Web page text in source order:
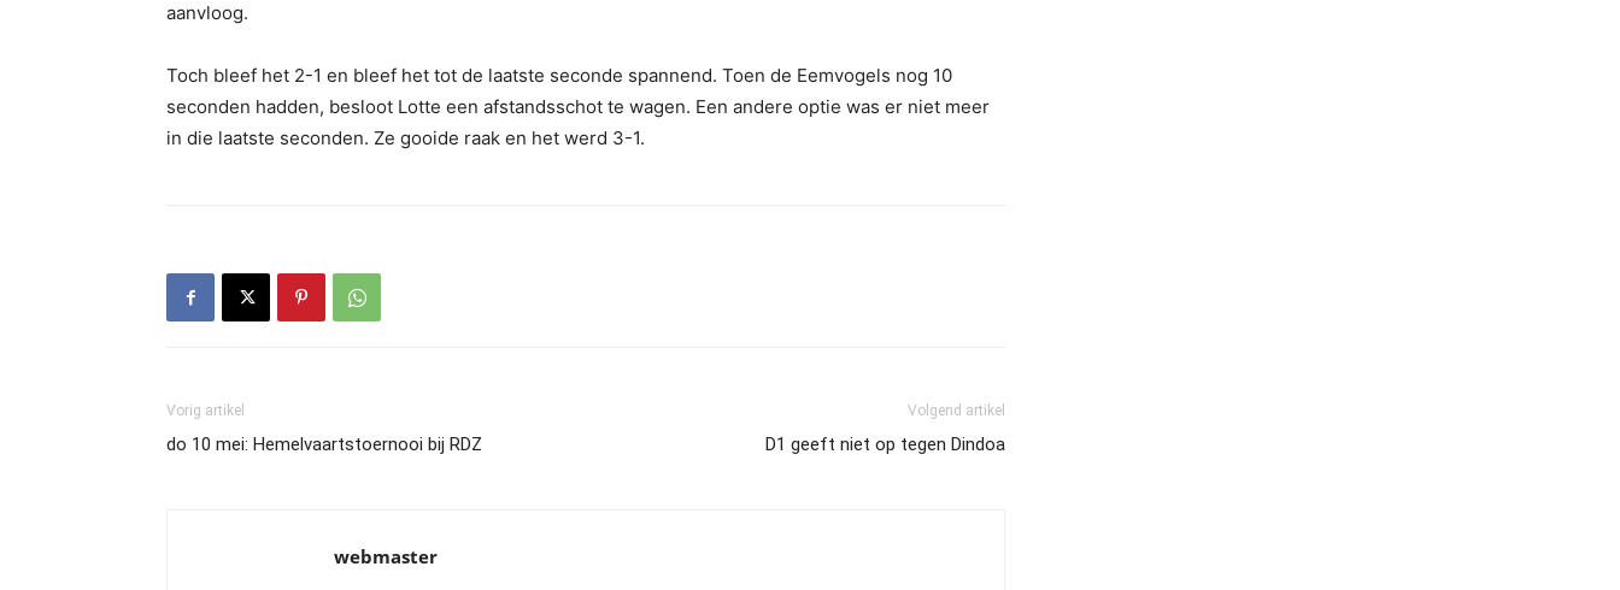
aanvloog.
Toch bleef het 2-1 en bleef het tot de laatste seconde spannend. Toen de Eemvogels nog 10
seconden hadden, besloot Lotte een afstandsschot te wagen. Een andere optie was er niet meer
in die laatste seconden. Ze gooide raak en het werd 3-1.
Vorig artikel
do 10 mei: Hemelvaartstoernooi bij RDZ
Volgend artikel
D1 geeft niet op tegen Dindoa
webmaster